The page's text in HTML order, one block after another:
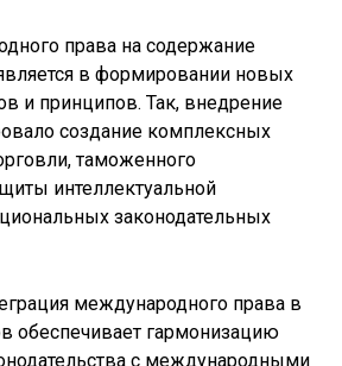
права на содержание
в формировании новых
и принципов. Так, внедрение
создание комплексных
таможенного
интеллектуальной
законодательных
международного права в
обеспечивает гармонизацию
с международными